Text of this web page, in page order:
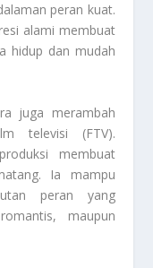
peran kuat.
alami membuat
hidup dan mudah
juga merambah
televisi (FTV).
membuat
Ia mampu
peran yang
maupun